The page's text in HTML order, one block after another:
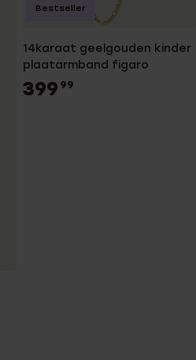
14karaat geelgouden kinder
plaatarmband figaro
399 99
Bestseller